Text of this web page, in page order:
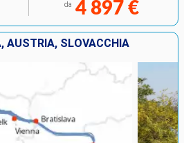
da 4 897 €
AUSTRIA, SLOVACCHIA